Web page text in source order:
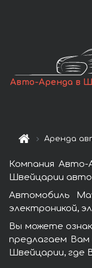
Авто-Аренда в
Аренда
Компания
Швейцарии
Автомобиль
электроникой,
Вы можете
предлагаем
Швейцарии, где